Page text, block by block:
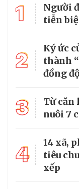
1
Người
tiễn
2
Ký ức
thành
đồng
3
Từ căn
nuôi 7
4
14 xã,
tiêu
xếp